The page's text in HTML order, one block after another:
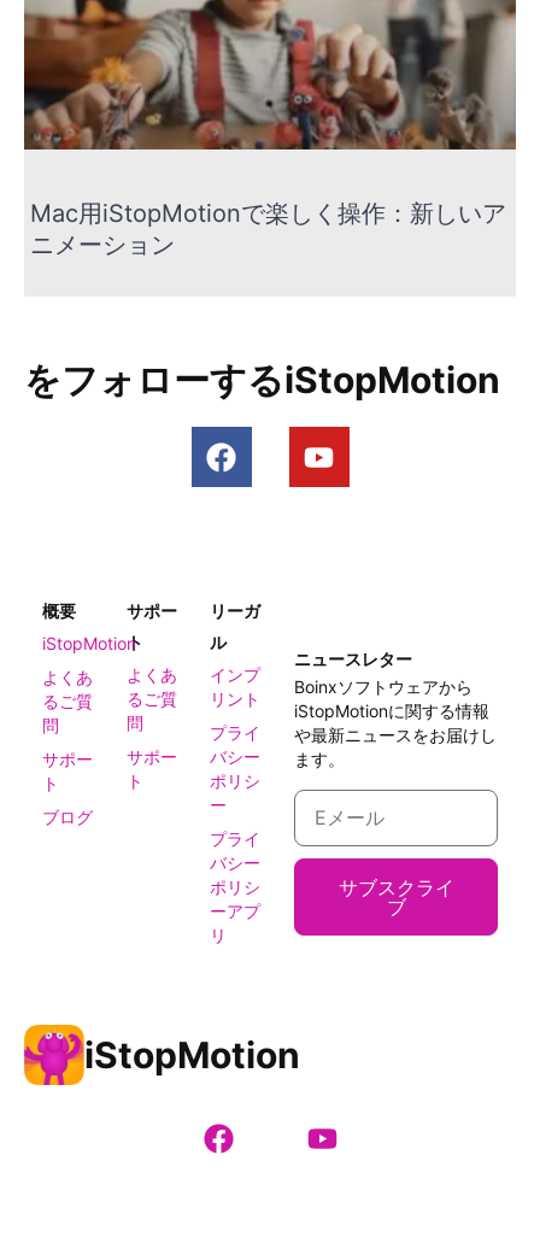
Mac用iStopMotionで楽しく操作：新しいア
ニメーション
をフォローするiStopMotion
概要
iStopMotion
よくあ
るご質
問
サポー
ト
ブログ
サポー
ト
よくあ
るご質
問
サポー
ト
リーガ
ル
インプ
リント
プライ
バシー
ポリシ
ー
プライ
バシー
ポリシ
ーアプ
リ
ニュースレター
Boinxソフトウェアから
iStopMotionに関する情報
や最新ニュースをお届けし
ます。
サブスクライ
ブ
iStopMotion